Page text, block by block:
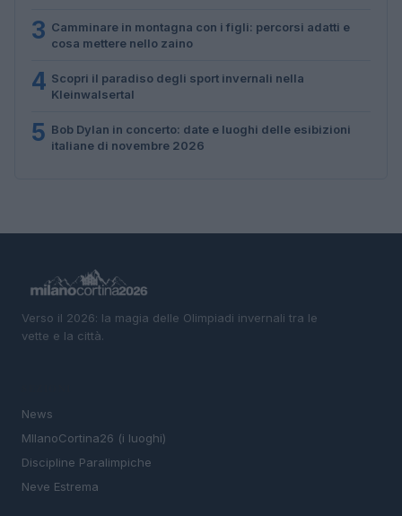
3 Camminare in montagna con i figli: percorsi adatti e
cosa mettere nello zaino
4 Scopri il paradiso degli sport invernali nella
Kleinwalsertal
5 Bob Dylan in concerto: date e luoghi delle esibizioni
italiane di novembre 2026
Verso il 2026: la magia delle Olimpiadi invernali tra le
vette e la città.
News
MIlanoCortina26 (i luoghi)
Discipline Paralimpiche
Neve Estrema